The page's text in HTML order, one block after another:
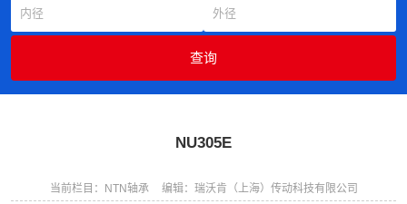
NU305E
当前栏目：NTN轴承 编辑：瑞沃肯（上海）传动科技有限公司